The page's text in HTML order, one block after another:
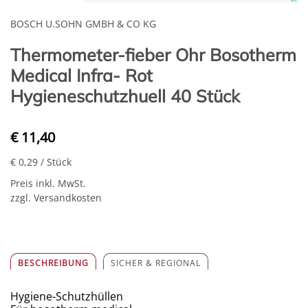
BOSCH U.SOHN GMBH & CO KG
Thermometer-fieber Ohr Bosotherm
Medical Infra- Rot
Hygieneschutzhuell 40 Stück
€ 11,40
€ 0,29 / Stück
Preis inkl. MwSt.
zzgl. Versandkosten
BESCHREIBUNG SICHER & REGIONAL
Hygiene-Schutzhüllen